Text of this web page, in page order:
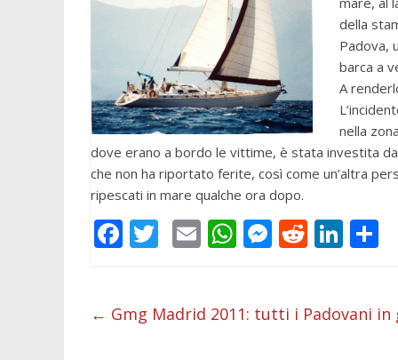
della
Padova,
barca a
A
nella
dove erano a bordo le vittime, è stata investita
che non ha riportato ferite, così come un’altra
ripescati in mare qualche ora dopo.
F
b
T
er
E
l
W
s
M
e
R
di
Li
e
← Gmg Madrid 2011: tutti i Padovani